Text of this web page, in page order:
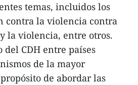
temas, incluidos los
contra la violencia contra
la violencia, entre otros.
CDH entre países
de la mayor
de abordar las